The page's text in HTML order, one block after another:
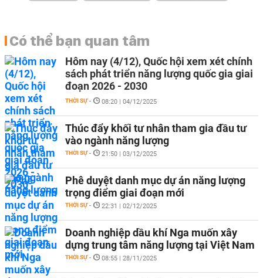
Có thể bạn quan tâm
Hôm nay (4/12), Quốc hội xem xét chính
sách phát triển năng lượng quốc gia giai
đoạn 2026 - 2030
THỜI SỰ - 08:20 | 04/12/2025
Thúc đẩy khối tư nhân tham gia đầu tư
vào ngành năng lượng
THỜI SỰ - 21:50 | 03/12/2025
Phê duyệt danh mục dự án năng lượng
trọng điểm giai đoạn mới
THỜI SỰ - 22:31 | 02/12/2025
Doanh nghiệp dầu khí Nga muốn xây
dựng trung tâm năng lượng tại Việt Nam
THỜI SỰ - 08:55 | 28/11/2025